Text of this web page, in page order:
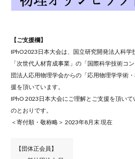
【ご支援欄】
IPhO2023日本大会は、国立研究開発法人科学
「次世代人材育成事業」の「国際科学技術コ
団法人応用物理学会からの「応用物理学学術
援を頂いています。
IPhO 2023日本大会にご理解とご支援を頂い
のとおりです。
＜寄付順・敬称略＞ 2023年8月末 現在
【団体正会員】